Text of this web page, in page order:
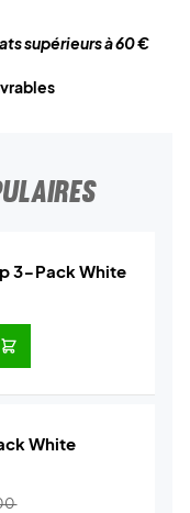
supérieurs à 60 €
3-Pack White
White